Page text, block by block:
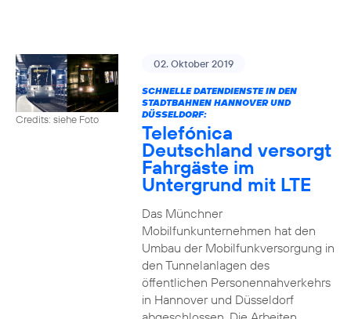
Credits: siehe Foto
02. Oktober 2019
SCHNELLE DATENDIENSTE IN DEN
STADTBAHNEN HANNOVER UND
DÜSSELDORF:
Telefónica
Deutschland versorgt
Fahrgäste im
Untergrund mit LTE
Das Münchner
Mobilfunkunternehmen hat den
Umbau der Mobilfunkversorgung in
den Tunnelanlagen des
öffentlichen Personennahverkehrs
in Hannover und Düsseldorf